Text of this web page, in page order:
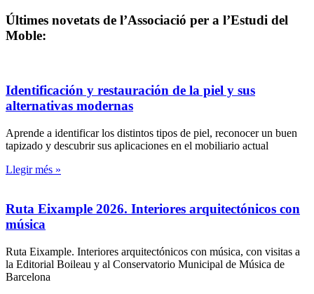
Últimes novetats de l’Associació per a l’Estudi del
Moble:
Identificación y restauración de la piel y sus
alternativas modernas
Aprende a identificar los distintos tipos de piel, reconocer un buen
tapizado y descubrir sus aplicaciones en el mobiliario actual
Llegir més »
Ruta Eixample 2026. Interiores arquitectónicos con
música
Ruta Eixample. Interiores arquitectónicos con música, con visitas a
la Editorial Boileau y al Conservatorio Municipal de Música de
Barcelona